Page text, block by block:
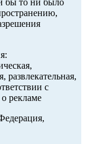
бы то ни было
развлекательная,
с
рекламе